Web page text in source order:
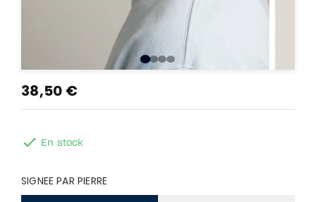
38,50 €
 En stock
SIGNEE PAR PIERRE